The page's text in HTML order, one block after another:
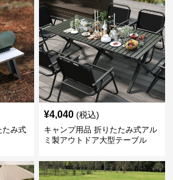
たみ式
¥4,040 (税込)
キャンプ用品 折りたたみ式アル
ミ製アウトドア大型テーブル